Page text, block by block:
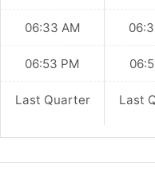
06:33 AM
06:53 PM
Last Quarter Last